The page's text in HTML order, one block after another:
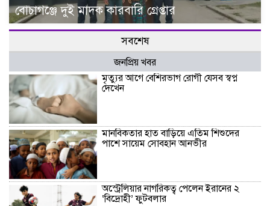
বোচাগঞ্জে দুই মাদক কারবারি গ্রেপ্তার
সবশেষ
জনপ্রিয় খবর
মৃত্যুর আগে বেশিরভাগ রোগী যেসব স্বপ্ন
দেখেন
মানবিকতার হাত বাড়িয়ে এতিম শিশুদের
পাশে সায়েম সোবহান আনভীর
অস্ট্রেলিয়ার নাগরিকত্ব পেলেন ইরানের ২
‘বিদ্রোহী’ ফুটবলার